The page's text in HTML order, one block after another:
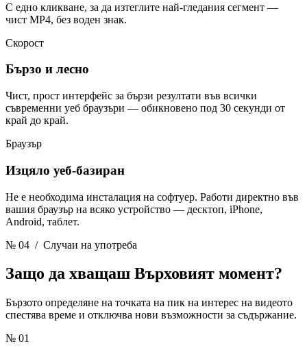
С едно кликване, за да изтеглите най-гледания сегмент —
чист MP4, без воден знак.
Скорост
Бързо и лесно
Чист, прост интерфейс за бързи резултати във всички
съвременни уеб браузъри — обикновено под 30 секунди от
край до край.
Браузър
Изцяло уеб-базиран
Не е необходима инсталация на софтуер. Работи директно във
вашия браузър на всяко устройство — десктоп, iPhone,
Android, таблет.
№ 04 / Случаи на употреба
Защо да хващаш Върховият момент?
Бързото определяне на точката на пик на интерес на видеото
спестява време и отключва нови възможности за съдържание.
№ 01